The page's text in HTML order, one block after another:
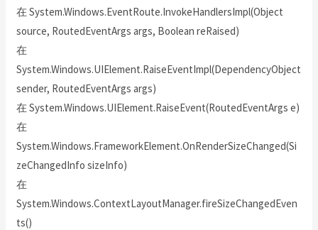
在 System.Windows.EventRoute.InvokeHandlersImpl(Object
source, RoutedEventArgs args, Boolean reRaised)
在
System.Windows.UIElement.RaiseEventImpl(DependencyObject
sender, RoutedEventArgs args)
在 System.Windows.UIElement.RaiseEvent(RoutedEventArgs e)
在
System.Windows.FrameworkElement.OnRenderSizeChanged(Si
zeChangedInfo sizeInfo)
在
System.Windows.ContextLayoutManager.fireSizeChangedEven
ts()